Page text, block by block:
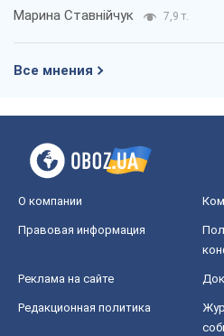
Марина Ставнійчук 7,9 т.
Все мнения
О компании
Правовая информация
Реклама на сайте
Редакционная политика